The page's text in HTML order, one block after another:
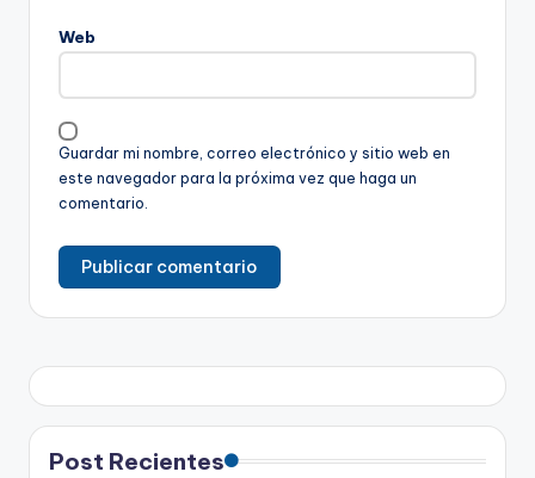
Web
Guardar mi nombre, correo electrónico y sitio web en
este navegador para la próxima vez que haga un
comentario.
Post Recientes